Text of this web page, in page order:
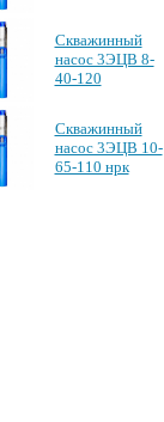
Скважинный
насос 3ЭЦВ 8-
40-120
Скважинный
насос 3ЭЦВ 10-
65-110 нрк